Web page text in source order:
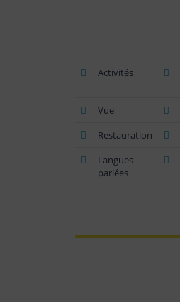
Activités
Vue
Restauration
Langues
parlées